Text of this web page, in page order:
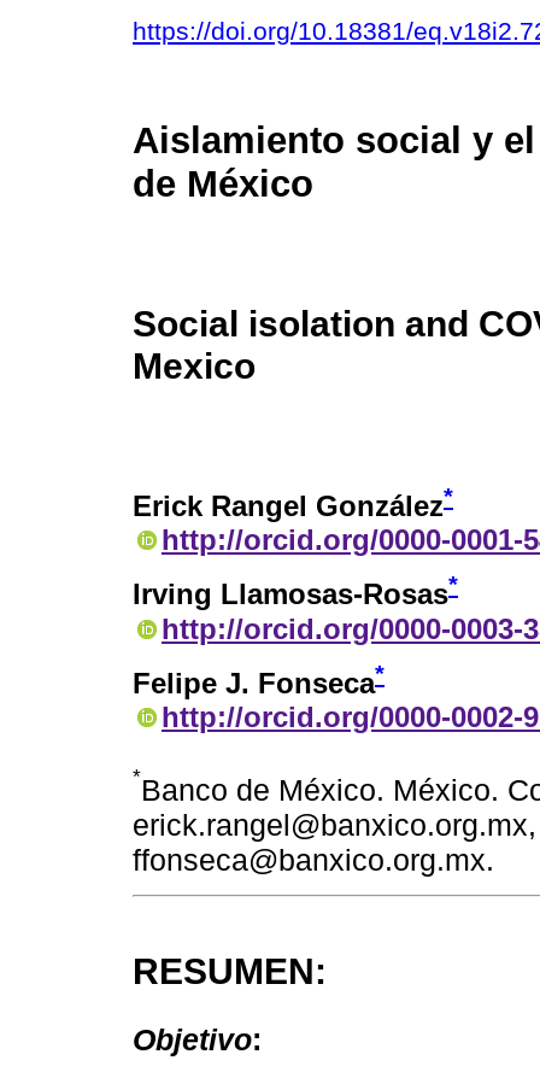
https://doi.org/10.18381/
Aislamiento social y
de México
Social isolation and
Mexico
Erick Rangel González*
http://orcid.org/0000-0001-
Irving Llamosas-Rosas*
http://orcid.org/0000-0003-
Felipe J. Fonseca*
http://orcid.org/0000-0002-
*Banco de México. México.
ffonseca@banxico.org.mx.
RESUMEN:
Objetivo: